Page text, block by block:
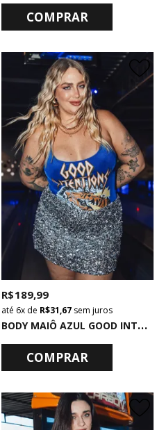
COMPRAR
B
ODY MAIÔ AZUL GOOD INTENTIONS
R$ 189,99
6x de R$ 31,67 sem juros
COMPRAR